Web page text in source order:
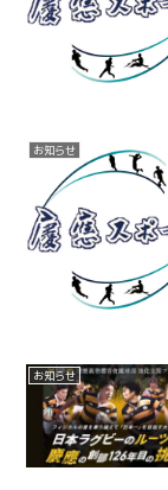
お知らせ
お知らせ